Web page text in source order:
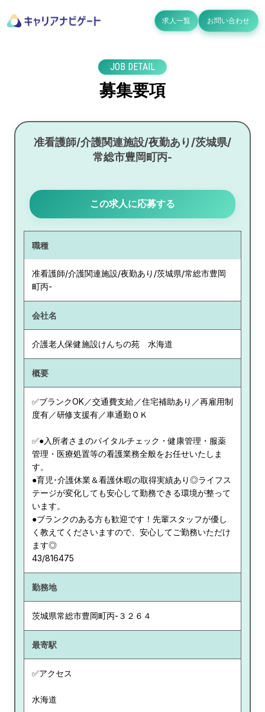
求人一覧 お問い合わせ
JOB DETAIL
募集要項
准看護師/介護関連施設/夜勤あり/茨城県/
常総市豊岡町丙-
この求人に応募する
職種
准看護師/介護関連施設/夜勤あり/茨城県/常総市豊岡
町丙-
会社名
介護老人保健施設けんちの苑 水海道
概要
✅ブランクOK／交通費支給／住宅補助あり／再雇用制
度有／研修支援有／車通勤ＯＫ
✅●入所者さまのバイタルチェック・健康管理・服薬
管理・医療処置等の看護業務全般をお任せいたしま
す。
●育児･介護休業＆看護休暇の取得実績あり◎ライフス
テージが変化しても安心して勤務できる環境が整って
います。
●ブランクのある方も歓迎です！先輩スタッフが優し
く教えてくださいますので、安心してご勤務いただけ
ます◎
43/816475
勤務地
茨城県常総市豊岡町丙-３２６４
最寄駅
✅アクセス
水海道